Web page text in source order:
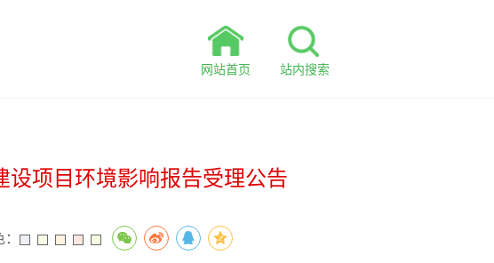
网站首页 站内搜索
设项目环境影响报告受理公告